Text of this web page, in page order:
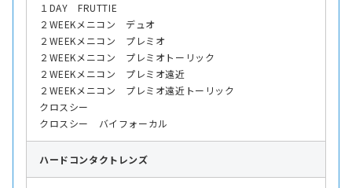
１DAY FRUTTIE
２WEEKメニコン デュオ
２WEEKメニコン プレミオ
２WEEKメニコン プレミオトーリック
２WEEKメニコン プレミオ遠近
２WEEKメニコン プレミオ遠近トーリック
クロスシー
クロスシー バイフォーカル
ハード コンタクトレンズ